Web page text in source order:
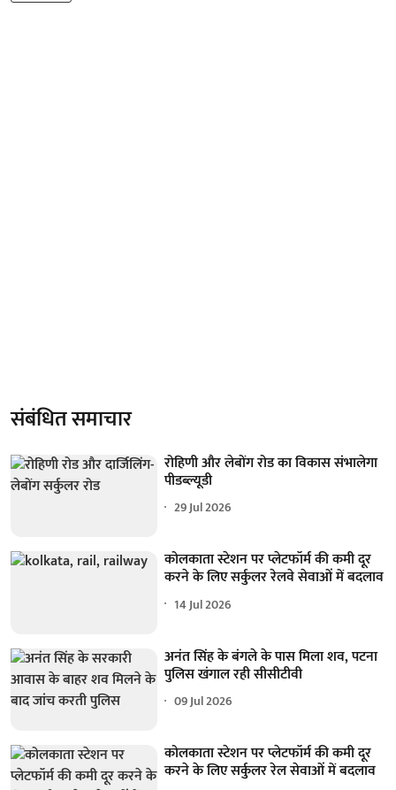
संबंधित समाचार
रोहिणी और लेबोंग रोड का विकास संभालेगा
पीडब्ल्यूडी
29 Jul 2026
कोलकाता स्टेशन पर प्लेटफॉर्म की कमी दूर
करने के लिए सर्कुलर रेलवे सेवाओं में बदलाव
14 Jul 2026
अनंत सिंह के बंगले के पास मिला शव, पटना
पुलिस खंगाल रही सीसीटीवी
09 Jul 2026
कोलकाता स्टेशन पर प्लेटफॉर्म की कमी दूर
करने के लिए सर्कुलर रेल सेवाओं में बदलाव